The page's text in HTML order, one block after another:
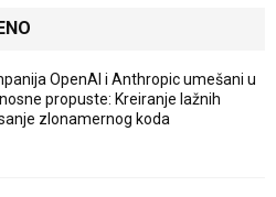
OpenAI i Anthropic umešani u
propuste: Kreiranje lažnih
zlonamernog koda